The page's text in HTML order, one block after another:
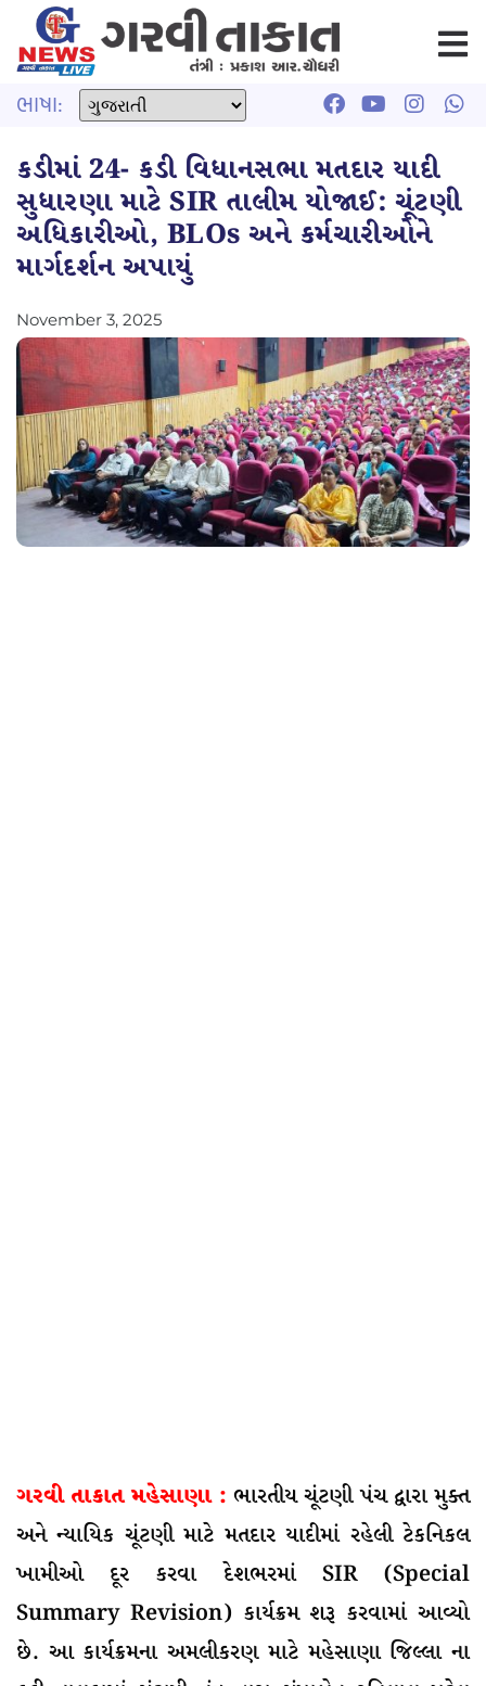
ભાષા:
કડીમાં 24- કડી વિધાનસભા મતદાર યાદી
સુધારણા માટે SIR તાલીમ યોજાઈ: ચૂંટણી
અધિકારીઓ, BLOs અને કર્મચારીઓને
માર્ગદર્શન અપાયું
November 3, 2025
ગરવી તાકાત મહેસાણા : ભારતીય ચૂંટણી પંચ દ્વારા મુક્ત
અને ન્યાયિક ચૂંટણી માટે મતદાર યાદીમાં રહેલી ટેકનિકલ
ખામીઓ દૂર કરવા દેશભરમાં SIR (Special
Summary Revision) કાર્યક્રમ શરૂ કરવામાં આવ્યો
છે. આ કાર્યક્રમના અમલીકરણ માટે મહેસાણા જિલ્લા ના